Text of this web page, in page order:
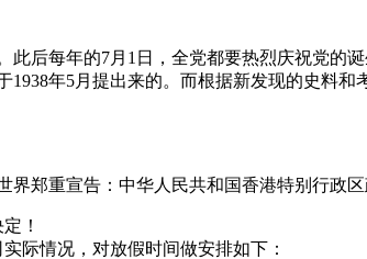
此后每年的7月1日，全党都要热烈庆祝党
年5月提出来的。而根据新发现的史料和
界郑重宣告：中华人民共和国香港特别行政
！
际情况，对放假时间做安排如下：